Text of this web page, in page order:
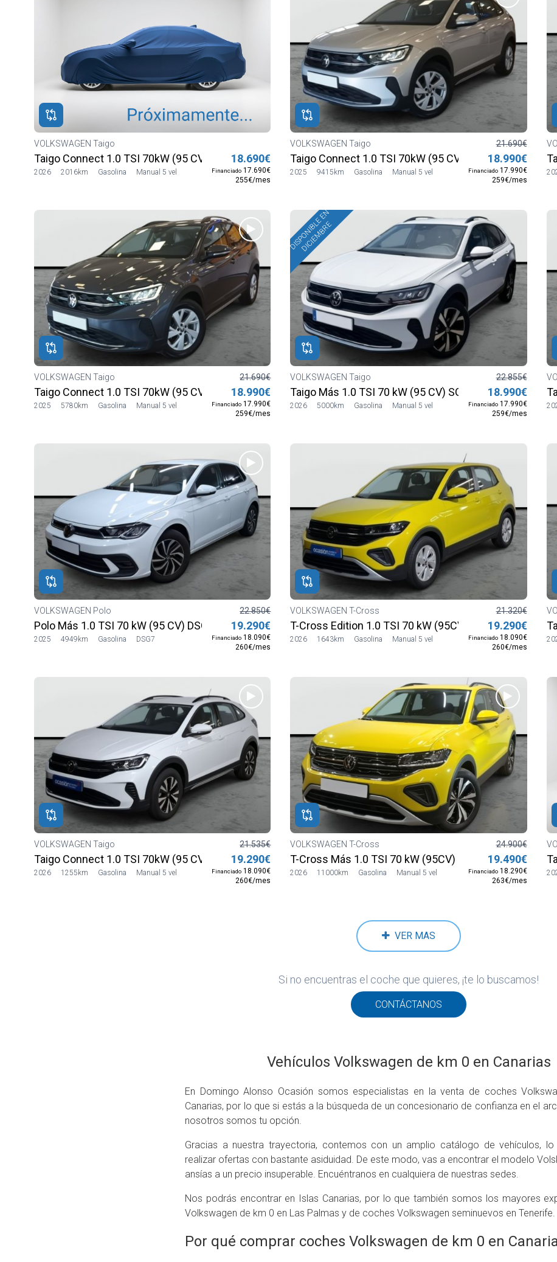
VOLKSWAGEN Taigo
Taigo Connect 1.0 TSI 70kW (95 CV) SG5
2026 2016km Gasolina Manual 5 vel
18.690€
Financiado 17.690€
255€/mes
VOLKSWAGEN Taigo
Taigo Connect 1.0 TSI 70kW (95 CV) SG5
2025 9415km Gasolina Manual 5 vel
21.690€
18.990€
Financiado17.990€
259€/mes
VOLKSWAGEN Taigo
Taigo Connect 1.0 TSI 70kW (95 CV) SG5
2025 5780km Gasolina Manual 5 vel
21.690€
18.990€
Financiado 17.990€
259€/mes
DISPONIBLE EN
DICIEMBRE
VOLKSWAGEN Taigo
Taigo Más 1.0 TSI 70 kW (95 CV) SG5
2026 5000km Gasolina Manual 5 vel
22.855€
18.990€
Financiado17.990€
259€/mes
VOLKSWAGEN Polo
Polo Más 1.0 TSI 70 kW (95 CV) DSG7
2025 4949km Gasolina DSG7
22.850€
19.290€
Financiado 18.090€
260€/mes
VOLKSWAGEN T-Cross
T-Cross Edition 1.0 TSI 70 kW (95CV) SG5
2026 1643km Gasolina Manual 5 vel
21.320€
19.290€
Financiado18.090€
260€/mes
VOLKSWAGEN Taigo
Taigo Connect 1.0 TSI 70kW (95 CV) SG5
2026 1255km Gasolina Manual 5 vel
21.535€
19.290€
Financiado 18.090€
260€/mes
VOLKSWAGEN T-Cross
T-Cross Más 1.0 TSI 70 kW (95CV) SG5
2026 11000km Gasolina Manual 5 vel
24.900€
19.490€
Financiado18.290€
263€/mes
VER MAS
Si no encuentras el coche que quieres, ¡te lo buscamos!
CONTÁCTANOS
Vehículos Volkswagen de km 0 en Canarias
En Domingo Alonso Ocasión somos especialistas en la venta de coches
Canarias, por lo que si estás a la búsqueda de un concesionario de confianza en el
nosotros somos tu opción.
Gracias a nuestra trayectoria, contemos con un amplio catálogo de vehículos,
realizar ofertas con bastante asiduidad. De este modo, vas a encontrar el modelo
ansías a un precio insuperable. Encuéntranos en cualquiera de nuestras sedes.
Nos podrás encontrar en Islas Canarias, por lo que también somos los mayores
Volkswagen de km 0 en Las Palmas y de coches Volkswagen seminuevos en Tenerife.
Por qué comprar coches Volkswagen de km 0 en